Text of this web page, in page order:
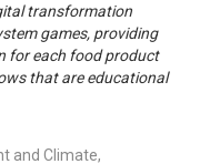
transformation
games, providing
for each food product
that are educational
and Climate,